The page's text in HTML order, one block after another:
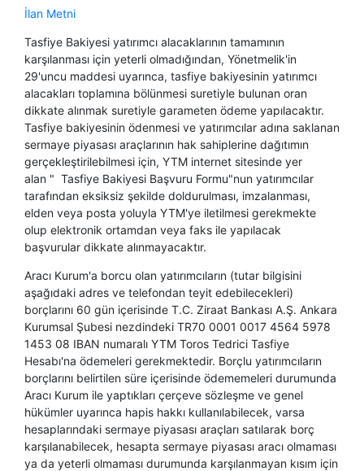
İlan Metni
Tasfiye Bakiyesi yatırımcı alacaklarının tamamının
karşılanması için yeterli olmadığından, Yönetmelik'in
29'uncu maddesi uyarınca, tasfiye bakiyesinin yatırımcı
alacakları toplamına bölünmesi suretiyle bulunan oran
dikkate alınmak suretiyle garameten ödeme yapılacaktır.
Tasfiye bakiyesinin ödenmesi ve yatırımcılar adına saklanan
sermaye piyasası araçlarının hak sahiplerine dağıtımın
gerçekleştirilebilmesi için, YTM internet sitesinde yer
alan " Tasfiye Ba​kiyesi Başvuru Formu​"nun yatırımcılar
tarafından eksiksiz şekilde doldurulması, imzalanması,
elden veya posta yoluyla YTM'ye iletilmesi gerekmekte
olup elektronik ortamdan veya faks ile yapılacak
başvurular dikkate alınmayacaktır.
Aracı Kurum'a borcu olan yatırımcıların (tutar bilgisini
aşağıdaki adres ve telefondan teyit edebilecekleri)
borçlarını 60 gün içerisinde T.C. Ziraat Bankası A.Ş. Ankara
Kurumsal Şubesi nezdindeki TR70 0001 0017 4564 5978
1453 08 IBAN numaralı YTM Toros Tedrici Tasfiye
Hesabı'na ödemeleri gerekmektedir. Borçlu yatırımcıların
borçlarını belirtilen süre içerisinde ödememeleri durumunda
Aracı Kurum ile yaptıkları çerçeve sözleşme ve genel
hükümler uyarınca hapis hakkı kullanılabilecek, varsa
hesaplarındaki sermaye piyasası araçları satılarak borç
karşılanabilecek, hesapta sermaye piyasası aracı olmaması
ya da yeterli olmaması durumunda karşılanmayan kısım için